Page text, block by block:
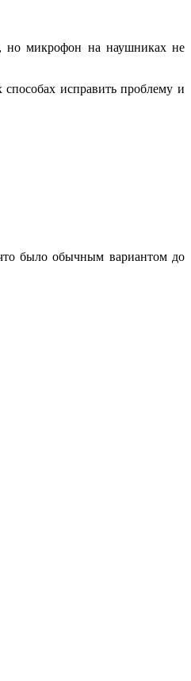
но микрофон на наушниках не
исправить проблему и
было обычным вариантом до